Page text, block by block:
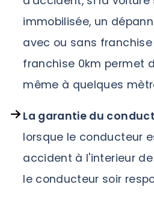
immobilisée, un
avec ou sans
franchise 0km permet
même à quelques
La garantie du
lorsque le conducteur
accident à l'interieur
le conducteur soir